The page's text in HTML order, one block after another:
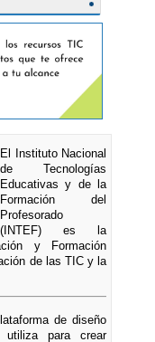
El Instituto Nacional
de Tecnologías
Educativas y de la
Formación del
Profesorado
(INTEF) es la
y Formación
de las TIC y la
de diseño
para crear